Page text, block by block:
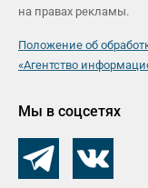
на правах рекламы.
Положение об
«Агентство
Мы в соцсетях